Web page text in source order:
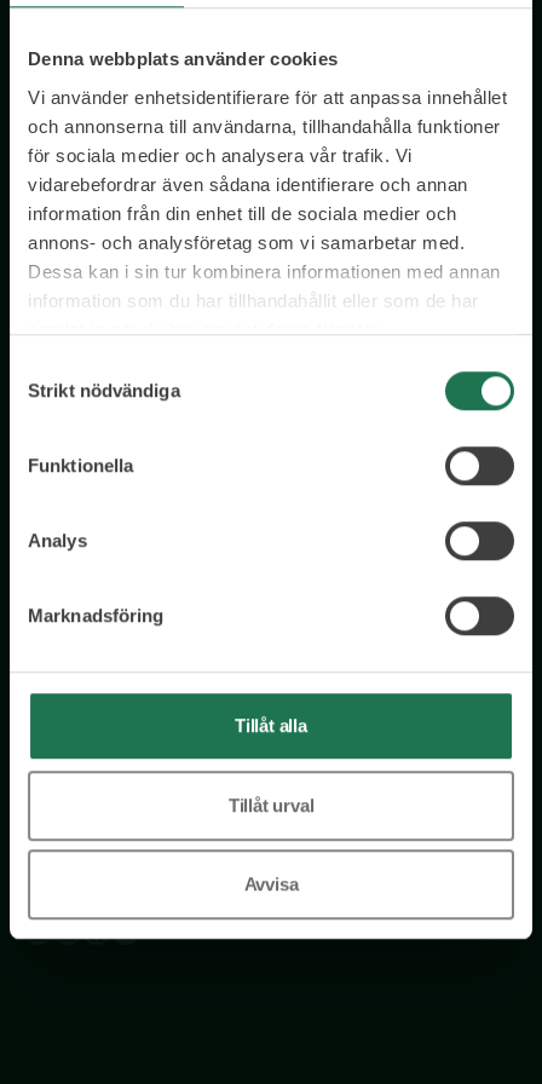
Denna webbplats använder cookies
Vi använder enhetsidentifierare för att anpassa innehållet
och annonserna till användarna, tillhandahålla funktioner
för sociala medier och analysera vår trafik. Vi
vidarebefordrar även sådana identifierare och annan
information från din enhet till de sociala medier och
annons- och analysföretag som vi samarbetar med.
Dessa kan i sin tur kombinera informationen med annan
information som du har tillhandahållit eller som de har
samlat in när du har använt deras tjänster.
Strikt nödvändiga
Funktionella
Analys
Marknadsföring
Tillåt alla
Tillåt urval
Avvisa
Få tillgång till kostnadsfria insikter från våra olika kloka
rådgivare – direkt i din inkorg.
E-postadress
Önskemål
Wisory i media
Läs artiklar om Wisory
LinkedIn
Instagram
Facebook
YouTube